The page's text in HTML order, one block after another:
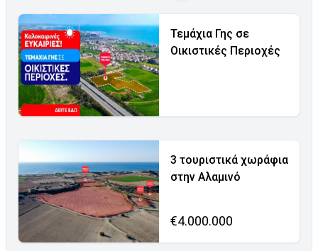
Τεμάχια Γης σε
Οικιστικές Περιοχές
3 τουριστικά χωράφια
στην Αλαμινό
€4.000.000